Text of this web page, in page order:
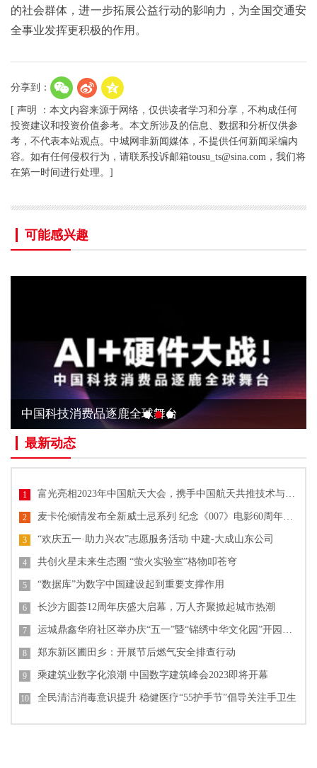
的社会群体，进一步拓展公益行动的影响力，为全国交通安
全事业发挥更积极的作用。
分享到：
[ 声明 ：本文内容来源于网络，仅供读者学习和分享，不构成任何
投资建议和投资价值参考。本文所涉及的信息、数据和分析仅供参
考，不代表本站观点。中城网非新闻媒体，不提供任何新闻采编内
容。如有任何侵权行为，请联系投诉邮箱tousu_ts@sina.com，我们将
在第一时间进行处理。]
可能感兴趣
中国科技消费品逐鹿全球舞台
最新动态
1 富光亮相2023年中国航天大会，携手中国航天共推技术与文化创新
2 麦卡伦倾情发布全新威士忌系列 纪念《007》电影60周年单一麦芽威士忌
3 “欢庆五一·助力兴农”志愿服务活动 中建-大成山东公司
4 共创火星未来生态圈 “萤火实验室”格物叩苍穹
5 “数据库”为数字中国建设起到重要支撑作用
6 长沙方圆荟12周年庆盛大启幕，万人齐聚掀起城市热潮
7 运城鼎鑫华府社区举办庆“五一”暨“锦绣中华文化园”开园活动
8 郑东新区圃田乡：开展节后燃气安全排查行动
9 乘建筑业数字化浪潮 中国数字建筑峰会2023即将开幕
10 全民清洁消毒意识提升 稳健医疗“55护手节”倡导关注手卫生